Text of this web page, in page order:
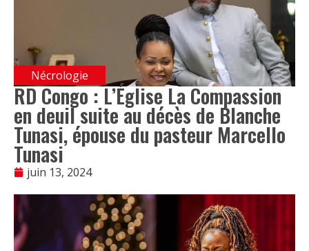
Nécrologie
RD Congo : L’Église La Compassion
en deuil suite au décès de Blanche
Tunasi, épouse du pasteur Marcello
Tunasi
juin 13, 2024